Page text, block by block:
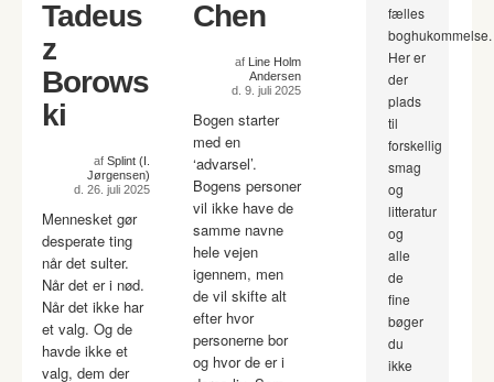
Tadeus
z
Borows
ki
af Splint (I.
Jørgensen)
d. 26. juli 2025
Mennesket gør
desperate ting
når det sulter.
Når det er i nød.
Når det ikke har
et valg. Og de
havde ikke et
valg, dem der
Chen
af Line Holm
Andersen
d. 9. juli 2025
Bogen starter
med en
‘advarsel’.
Bogens personer
vil ikke have de
samme navne
hele vejen
igennem, men
de vil skifte alt
efter hvor
personerne bor
og hvor de er i
fælles
boghukommelse.
Her er
der
plads
til
forskellig
smag
og
litteratur
og
alle
de
fine
bøger
du
ikke